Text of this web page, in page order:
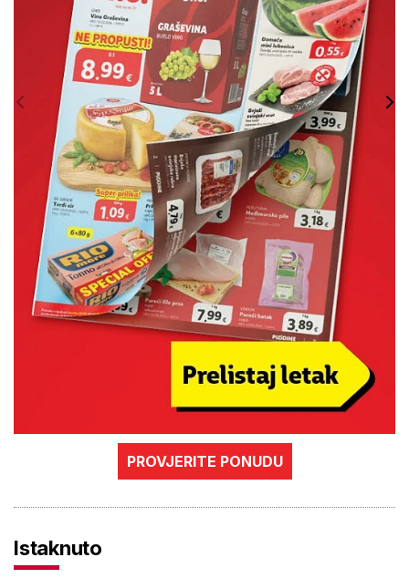
PROVJERITE PONUDU
Istaknuto